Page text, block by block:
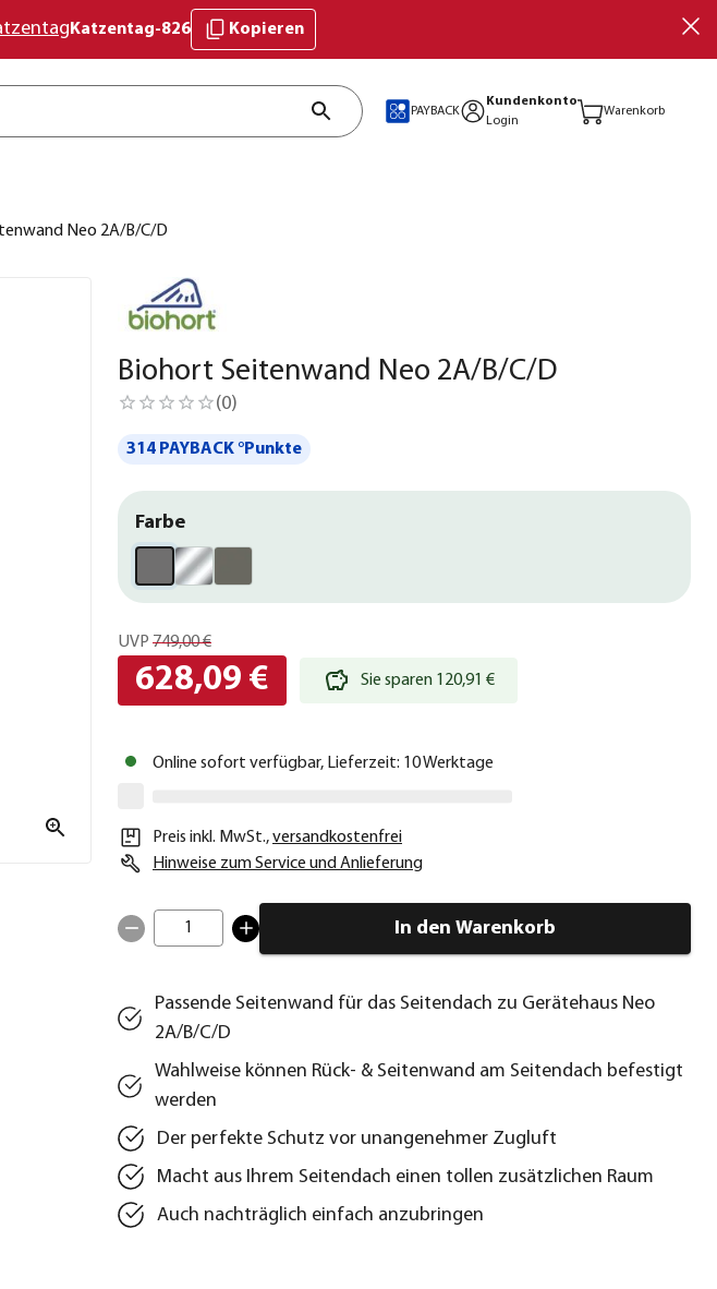
Katzentag-826 Kopieren
PAYBACK
Kundenkonto
Login
Warenkorb
Neo 2A/B/C/D
Biohort Seitenwand Neo 2A/B/C/D
(0)
314 PAYBACK °Punkte
Farbe
UVP 749,00 €
628,09 € Sie sparen 120,91 €
Online sofort verfügbar, Lieferzeit: 10 Werktage
Preis inkl. MwSt.,versandkostenfrei
Hinweise zum Service und Anlieferung
1 In den Warenkorb
Passende Seitenwand für das Seitendach zu Gerätehaus Neo
2A/B/C/D
Wahlweise können Rück- & Seitenwand am Seitendach befestigt
werden
Der perfekte Schutz vor unangenehmer Zugluft
Macht aus Ihrem Seitendach einen tollen zusätzlichen Raum
Auch nachträglich einfach anzubringen